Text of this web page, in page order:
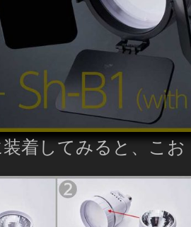
着してみると、こお